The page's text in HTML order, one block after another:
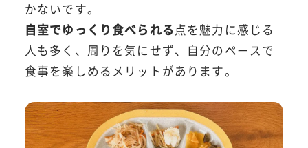
かないです。
自室でゆっくり食べられる 点を魅力に感じる
人も多く、周りを気にせず、自分のペースで
食事を楽しめるメリットがあります。